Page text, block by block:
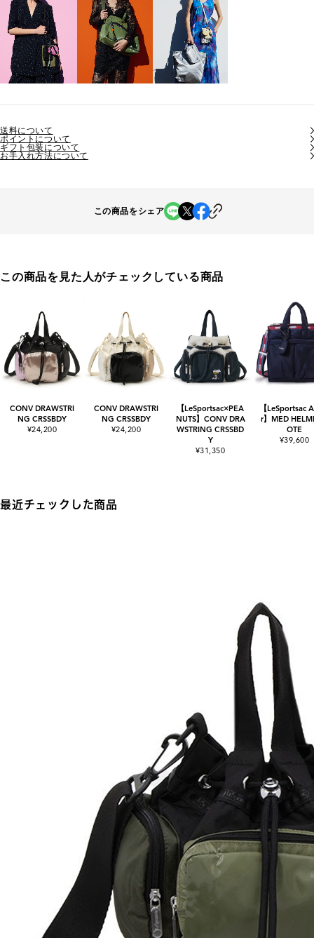
送料について
ポイントについて
ギフト包装について
お手入れ方法について
この商品をシェア
この商品を見た人がチェックしている商品
CONV DRAWSTRI
NG CRSSBDY
¥24,200
CONV DRAWSTRI
NG CRSSBDY
¥24,200
【LeSportsac×PEA
NUTS】CONV DRA
WSTRING CRSSBD
Y
¥31,350
【LeSportsac
r】MED
OTE
¥39,600
最近チェックした商品